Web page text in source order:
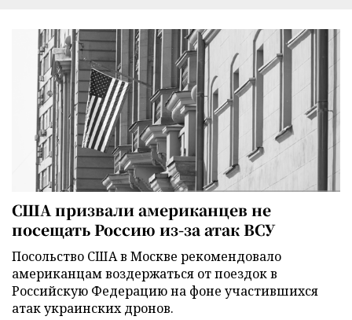
США призвали американцев не
посещать Россию из-за атак ВСУ
Посольство США в Москве рекомендовало
американцам воздержаться от поездок в
Российскую Федерацию на фоне участившихся
атак украинских дронов.